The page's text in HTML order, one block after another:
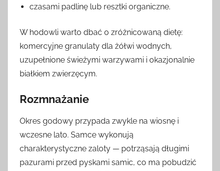
czasami padlinę lub resztki organiczne.
W hodowli warto dbać o zróżnicowaną dietę:
komercyjne granulaty dla żółwi wodnych,
uzupełnione świeżymi warzywami i okazjonalnie
białkiem zwierzęcym.
Rozmnażanie
Okres godowy przypada zwykle na wiosnę i
wczesne lato. Samce wykonują
charakterystyczne zaloty — potrząsają długimi
pazurami przed pyskami samic, co ma pobudzić